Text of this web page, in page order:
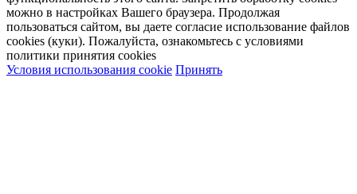
можно в настройках Вашего браузера. Продолжая
пользоваться сайтом, вы даете согласие использование файлов
cookies (куки). Пожалуйста, ознакомьтесь с условиями
политики принятия сookies
Условия использования cookie Принять